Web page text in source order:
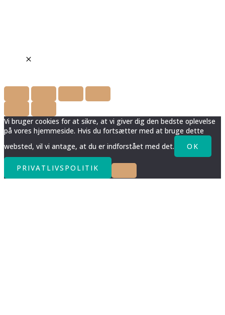
Vi bruger cookies for at sikre, at vi giver dig den bedste oplevelse
på vores hjemmeside. Hvis du fortsætter med at bruge dette
websted, vil vi antage, at du er indforstået med det.
OK
PRIVATLIVSPOLITIK